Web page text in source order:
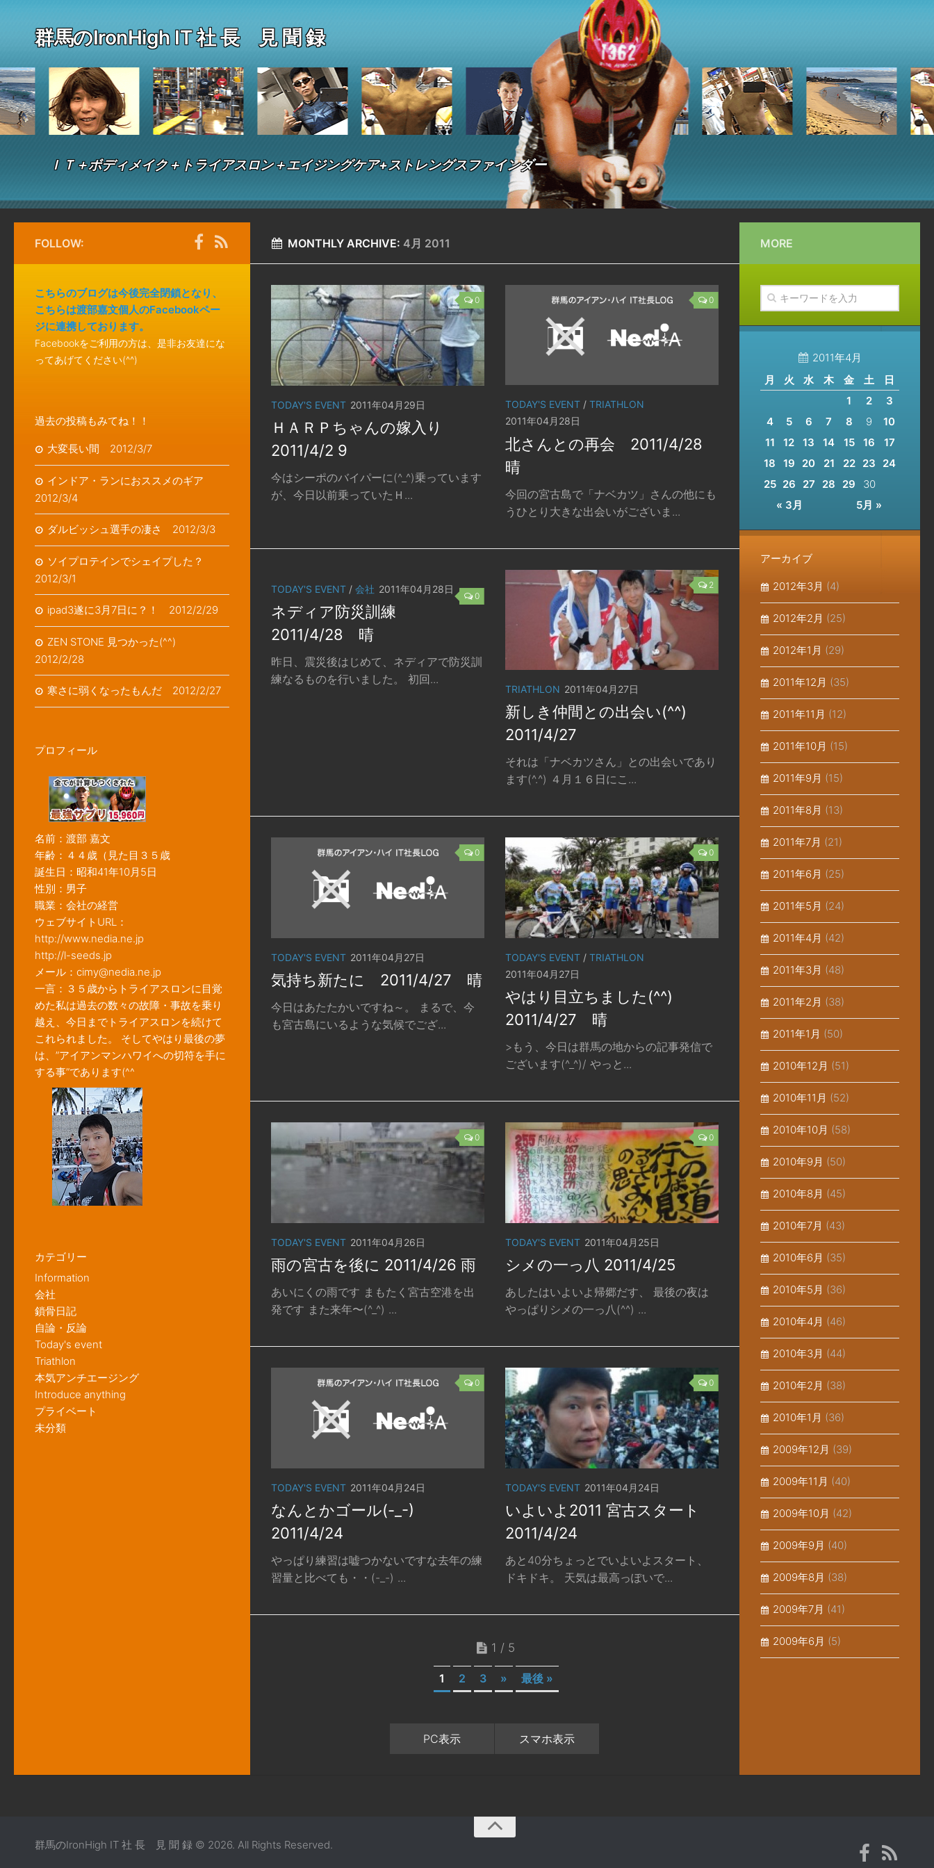
群馬のIronHigh IT 社 長 見 聞 録
ＩＴ＋ボディメイク＋トライアスロン＋エイジングケア+ストレングスファインダー
MONTHLY ARCHIVE: 4月 2011
0
TODAY'S EVENT 2011年04月29日
ＨＡＲＰちゃんの嫁入り
2011/4/2 9
今はシーポのバイパーに(^_^)乗っています
が、今日以前乗っていたＨ...
0
TODAY'S EVENT / TRIATHLON
2011年04月28日
北さんとの再会 2011/4/28
晴
今回の宮古島で「ナベカツ」さんの他にも
うひとり大きな出会いがございま...
0
TODAY'S EVENT / 会社 2011年04月28日
ネディア防災訓練
2011/4/28 晴
昨日、震災後はじめて、ネディアで防災訓
練なるものを行いました。 初回...
2
TRIATHLON 2011年04月27日
新しき仲間との出会い(^^)
2011/4/27
それは「ナベカツさん」との出会いであり
ます(^.^) ４月１６日にこ...
0
TODAY'S EVENT 2011年04月27日
気持ち新たに 2011/4/27 晴
今日はあたたかいですね～。 まるで、今
も宮古島にいるような気候でござ...
0
TODAY'S EVENT / TRIATHLON
2011年04月27日
やはり目立ちました(^^)
2011/4/27 晴
>もう、今日は群馬の地からの記事発信で
ございます(^_^)/ やっと...
0
TODAY'S EVENT 2011年04月26日
雨の宮古を後に 2011/4/26 雨
あいにくの雨です まもたく宮古空港を出
発です また来年〜(^_^) ...
0
TODAY'S EVENT 2011年04月25日
シメの一っ八 2011/4/25
あしたはいよいよ帰郷だす、 最後の夜は
やっぱりシメの一っ八(^^) ...
0
TODAY'S EVENT 2011年04月24日
なんとかゴール(-_-)
2011/4/24
やっぱり練習は嘘つかないですな去年の練
習量と比べても・・(-_-) ...
0
TODAY'S EVENT 2011年04月24日
いよいよ2011 宮古スタート
2011/4/24
あと40分ちょっとでいよいよスタート、
ドキドキ。 天気は最高っぽいで...
1 / 5
1 2 3 » 最後 »
FOLLOW:
こちらのブログは今後完全閉鎖となり、
こちらは渡部嘉文個人のFacebookペー
ジに連携しております。
Facebookをご利用の方は、是非お友達にな
ってあげてください(^^)
過去の投稿もみてね！！
大変長い間 2012/3/7
インドア・ランにおススメのギア
2012/3/4
ダルビッシュ選手の凄さ 2012/3/3
ソイプロテインでシェイプした？
2012/3/1
ipad3遂に3月7日に？！ 2012/2/29
ZEN STONE 見つかった(^^)
2012/2/28
寒さに弱くなったもんだ 2012/2/27
プロフィール
名前：渡部 嘉文
年齢：４４歳（見た目３５歳
誕生日：昭和41年10月5日
性別：男子
職業：会社の経営
ウェブサイトURL：
http://www.nedia.ne.jp
http://l-seeds.jp
メール：cimy@nedia.ne.jp
一言：３５歳からトライアスロンに目覚
めた私は過去の数々の故障・事故を乗り
越え、今日までトライアスロンを続けて
これられました。 そしてやはり最後の夢
は、”アイアンマンハワイへの切符を手に
する事”であります(^^ゞ
カテゴリー
Information
会社
鎖骨日記
自論・反論
Today's event
Triathlon
本気アンチエージング
Introduce anything
プライベート
未分類
MORE
2011年4月
月
火 水 木 金 土 日
« 3月 5月 »
1 2
3
4
5 6 7 8 9
10
11
12 13 14 15 16
17
18
19 20 21 22 23
24
25 26 27 28 29 30
アーカイブ
2012年3月 (4)
2012年2月 (25)
2012年1月 (29)
2011年12月 (35)
2011年11月 (12)
2011年10月 (15)
2011年9月 (15)
2011年8月 (13)
2011年7月 (21)
2011年6月 (25)
2011年5月 (24)
2011年4月 (42)
2011年3月 (48)
2011年2月 (38)
2011年1月 (50)
2010年12月 (51)
2010年11月 (52)
2010年10月 (58)
2010年9月 (50)
2010年8月 (45)
2010年7月 (43)
2010年6月 (35)
2010年5月 (36)
2010年4月 (46)
2010年3月 (44)
2010年2月 (38)
2010年1月 (36)
2009年12月 (39)
2009年11月 (40)
2009年10月 (42)
2009年9月 (40)
2009年8月 (38)
2009年7月 (41)
2009年6月 (5)
PC表示 スマホ表示
群馬のIronHigh IT 社 長 見 聞 録 © 2026. All Rights Reserved.